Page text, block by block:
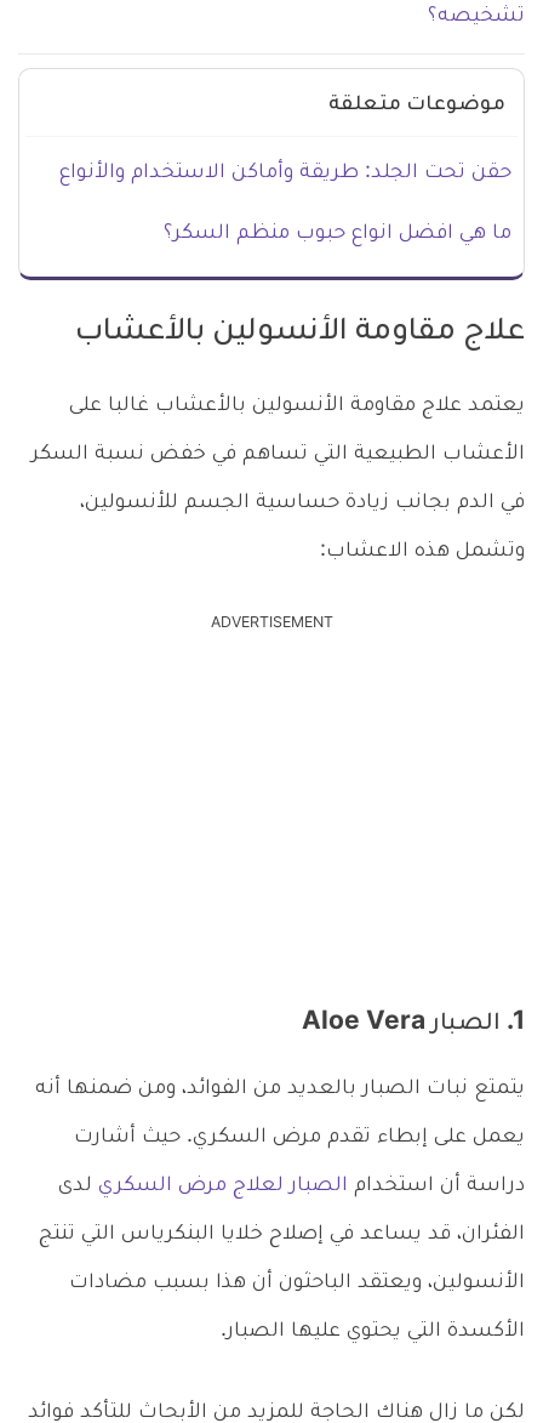
تشخيصه؟
موضوعات متعلقة
حقن تحت الجلد: طريقة وأماكن الاستخدام والأنواع
ما هي افضل انواع حبوب منظم السكر؟
علاج مقاومة الأنسولين بالأعشاب
يعتمد علاج مقاومة الأنسولين بالأعشاب غالبا على
الأعشاب الطبيعية التي تساهم في خفض نسبة السكر
في الدم بجانب زيادة حساسية الجسم للأنسولين،
وتشمل هذه الاعشاب:
ADVERTISEMENT
1. الصبار Aloe Vera
يتمتع نبات الصبار بالعديد من الفوائد، ومن ضمنها أنه
يعمل على إبطاء تقدم مرض السكري. حيث أشارت
دراسة أن استخدام الصبار لعلاج مرض السكري لدى
الفئران، قد يساعد في إصلاح خلايا البنكرياس التي تنتج
الأنسولين، ويعتقد الباحثون أن هذا بسبب مضادات
الأكسدة التي يحتوي عليها الصبار.
لكن ما زال هناك الحاجة للمزيد من الأبحاث للتأكد فوائد